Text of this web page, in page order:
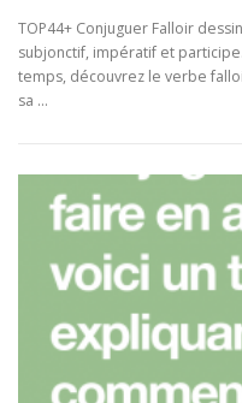
TOP44+ Conjuguer Falloir
subjonctif, impératif et
temps, découvrez le verbe
sa …